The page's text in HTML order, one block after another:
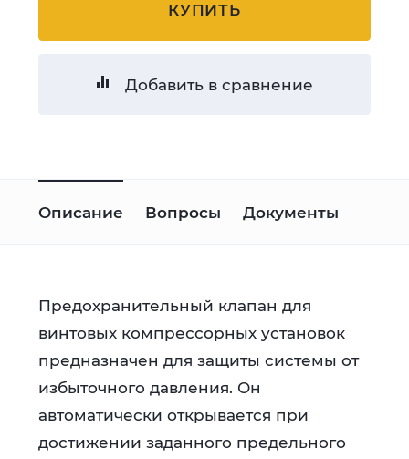
КУПИТЬ
Добавить в сравнение
Описание Вопросы Документы
Предохранительный клапан для
винтовых компрессорных установок
предназначен для защиты системы от
избыточного давления. Он
автоматически открывается при
достижении заданного предельного